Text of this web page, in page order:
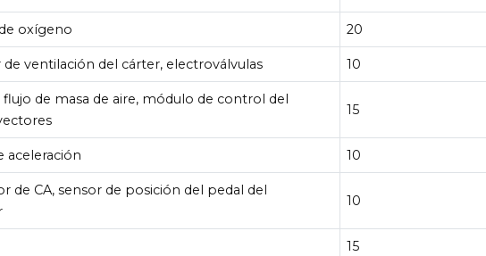
oxígeno 20
de ventilación del cárter, electroválvulas 10
flujo de masa de aire, módulo de control del
15
aceleración 10
de CA, sensor de posición del pedal del
10
15